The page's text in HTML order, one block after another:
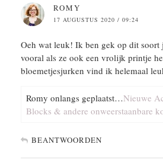
ROMY
17 AUGUSTUS 2020 / 09:24
Oeh wat leuk! Ik ben gek op dit soort
vooral als ze ook een vrolijk printje
bloemetjesjurken vind ik helemaal
Romy onlangs geplaatst…Nieuwe
Blocks & andere onweerstaanbare
BEANTWOORDEN